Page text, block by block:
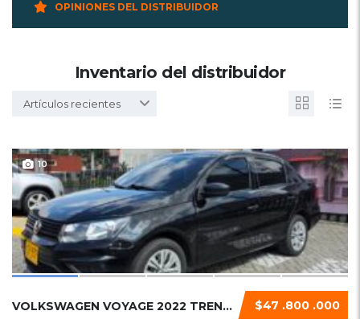
OPINIONES DEL DISTRIBUIDOR
Inventario del distribuidor
Artículos recientes
10
$47 .800 .000
VOLKSWAGEN VOYAGE 2022 TRENDLINE...